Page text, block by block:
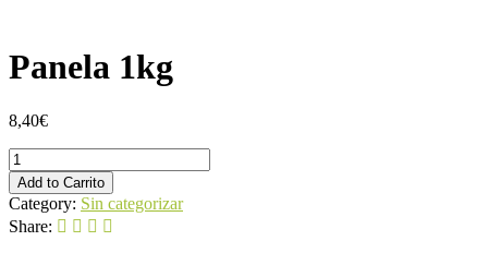
Panela 1kg
8,40€
Panela
1kg
quantity
Add to Carrito
Category: Sin categorizar
Share: